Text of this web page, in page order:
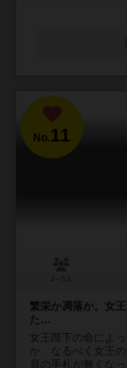
No.11
繁栄か凋落か。女
た…
女王陛下の命によ
か、なるべく女王
員の手札が無くな